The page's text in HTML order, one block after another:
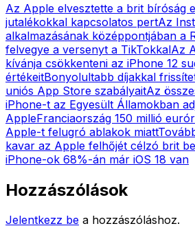
Az Apple elvesztette a brit bíróság
jutalékokkal kapcsolatos pertAz
alkalmazásának középpontjában a
felvegye a versenyt a TikTokkalAz
kívánja csökkenteni az iPhone 12
értékeitBonyolultabb díjakkal
uniós App Store szabályaitAz
iPhone-t az Egyesült Államokban
AppleFranciaország 150 millió
Apple-t felugró ablakok miatt
kavar az Apple felhőjét célzó brit
iPhone-ok 68%-án már iOS 18 van
Hozzászólások
Jelentkezz be a hozzászóláshoz.